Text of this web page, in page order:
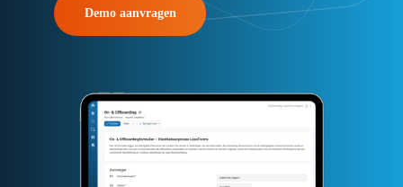
Demo aanvragen